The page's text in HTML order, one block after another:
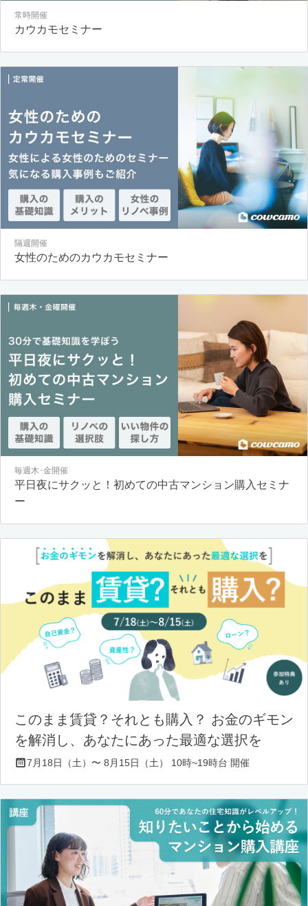
常時開催
カウカモセミナー
隔週開催
女性のためのカウカモセミナー
毎週木･金開催
平日夜にサクッと！初めての中古マンション購入セミナ
ー
このまま賃貸？それとも購入？ お金のギモン
を解消し、あなたにあった最適な選択を
7月18日（土）〜 8月15日（土） 10時~19時台 開催